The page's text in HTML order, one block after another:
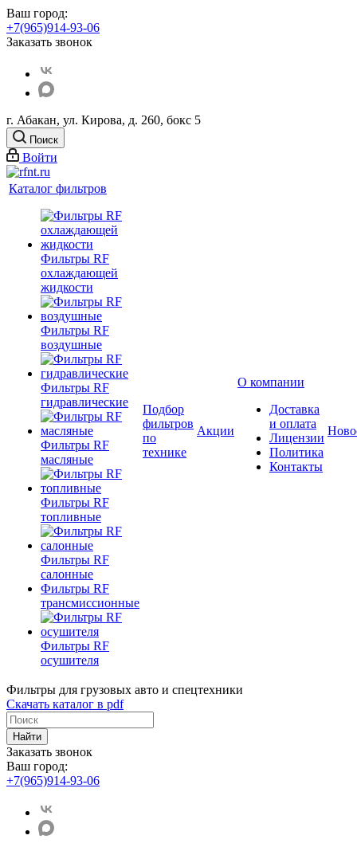
Ваш город:
+7(965)914-93-06
Заказать звонок
г. Абакан, ул. Кирова, д. 260, бокс 5
Поиск
Войти
Каталог фильтров
Фильтры RF
охлаждающей
жидкости
Фильтры RF
воздушные
Фильтры RF
гидравлические
Фильтры RF
масляные
Фильтры RF
топливные
Фильтры RF
салонные
Фильтры RF
трансмиссионные
Фильтры RF
осушителя
Подбор
фильтров
по
технике
Акции
О компании
Доставка
и оплата
Лицензии
Политика
Контакты
Фильтры для грузовых авто и спецтехники
Скачать каталог в pdf
Найти
Заказать звонок
Ваш город:
+7(965)914-93-06